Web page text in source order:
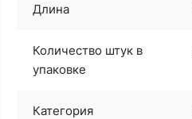
Длина
Количество штук в
упаковке
Категория